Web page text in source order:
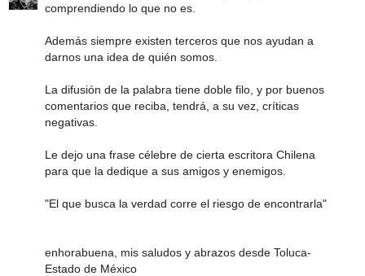
comprendiendo lo que no es.
Además siempre existen terceros que nos ayudan a
darnos una idea de quién somos.
La difusión de la palabra tiene doble filo, y por buenos
comentarios que reciba, tendrá, a su vez, críticas
negativas.
Le dejo una frase célebre de cierta escritora Chilena
para que la dedique a sus amigos y enemigos.
"El que busca la verdad corre el riesgo de encontrarla"
enhorabuena, mis saludos y abrazos desde Toluca-
Estado de México